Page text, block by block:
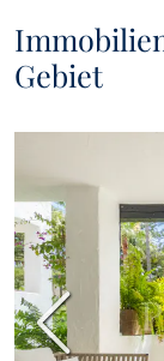
Gebiet
Vorherige